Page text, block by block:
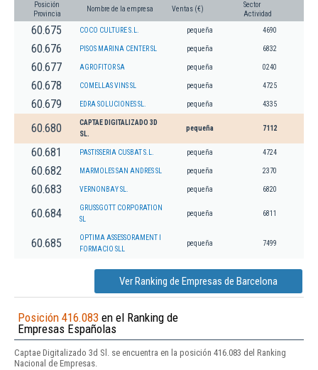
Posición
Provincia
Nombre de la empresa Ventas (€)
Sector
Actividad
60.675 COCO CULTURE S.L. pequeña 4690
60.676 PISOS MARINA CENTER SL pequeña 6832
60.677 AGROFITOR SA pequeña 0240
60.678 COMELLAS VINS SL pequeña 4725
60.679 EDRA SOLUCIONES SL. pequeña 4335
60.680
CAPTAE DIGITALIZADO 3D
SL.
pequeña 7112
60.681 PASTISSERIA CUSBAT S.L. pequeña 4724
60.682 MARMOLES SAN ANDRES SL pequeña 2370
60.683 VERNONBAY SL. pequeña 6820
60.684
GRUSSGOTT CORPORATION
SL
pequeña 6811
60.685
OPTIMA ASSESSORAMENT I
FORMACIO SLL
pequeña 7499
Ver Ranking de Empresas de Barcelona
Posición 416.083 en el Ranking de
Empresas Españolas
Captae Digitalizado 3d Sl. se encuentra en la posición 416.083 del Ranking
Nacional de Empresas.